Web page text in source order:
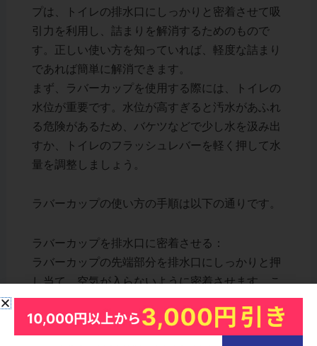
プは、トイレの排水口にしっかりと密着させて吸
引力を利用し、詰まりを解消するためのもので
す。正しい使い方を知っていれば、軽度な詰まり
であれば簡単に解消できます。
まず、ラバーカップを使用する際には、トイレの
水位が重要です。水位が高すぎると汚水があふれ
る危険があるため、バケツなどで少し水を汲み出
すか、トイレのフラッシュレバーを軽く押して水
量を調整しましょう。
ラバーカップの使い方の手順は以下の通りです。
ラバーカップを排水口に密着させる：
ラバーカップの先端部分を排水口にしっかりと押
し当て、空気が入らないように密着させます。こ
れにより、強い吸引力が生まれ、詰まりを効果的
に解消できます​ (The Spruce)​ (Rbrohant)。